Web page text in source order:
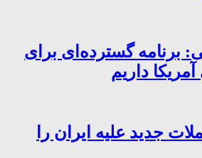
برنامه گسترده‌ای برای
داریم
جدید علیه ایران را